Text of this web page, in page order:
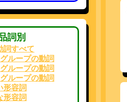
詞別
詞すべて
ループの動詞
ループの動詞
ループの動詞
形容詞
形容詞